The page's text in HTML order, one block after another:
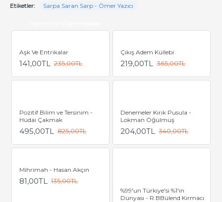
Etiketler: Sarpa Saran Sarp - Ömer Yazıcı
Aşk Ve Entrikalar
141,00TL 235,00TL
Çıkış Adem Küllebi
219,00TL 365,00TL
Pozitif Bilim ve Tersinim -
Hüdai Çakmak
495,00TL 825,00TL
Denemeler Kırık Pusula -
Lokman Öğülmüş
204,00TL 340,00TL
Mihrimah - Hasan Akçın
81,00TL 135,00TL
%99'un Türkiye'si %1'in
Dünyası - R.BBülend Kırmacı